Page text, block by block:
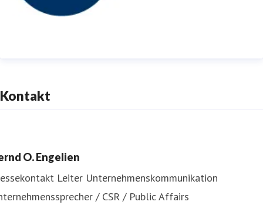
Kontakt
O. Engelien
Leiter Unternehmenskommunikation
/ CSR / Public Affairs